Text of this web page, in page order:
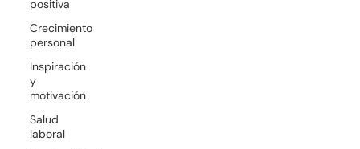
positiva
Crecimiento
personal
Inspiración
y
motivación
Salud
laboral